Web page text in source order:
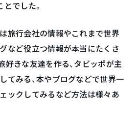
でした。
旅行会社の情報やこれまで世界
など役立つ情報が本当にたくさ
好きな友達を作る、タビッポが主
てみる、本やブログなどで世界一
ックしてみるなど方法は様々あ